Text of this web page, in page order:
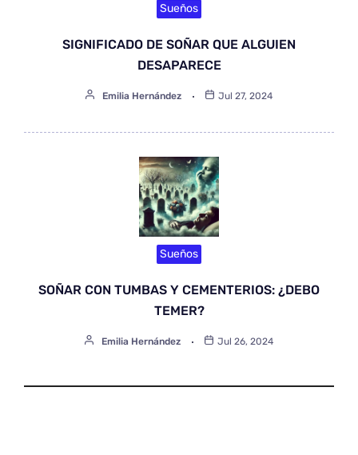
Sueños
SIGNIFICADO DE SOÑAR QUE ALGUIEN
DESAPARECE
Emilia Hernández Jul 27, 2024
Sueños
SOÑAR CON TUMBAS Y CEMENTERIOS: ¿DEBO
TEMER?
Emilia Hernández Jul 26, 2024